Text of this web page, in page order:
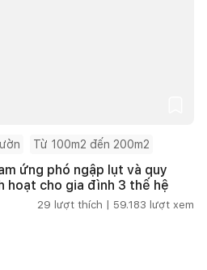
Từ 100m2 đến 200m2
ứng phó ngập lụt và quy
hoạt cho gia đình 3 thế hệ
29 lượt thích | 59.183 lượt xem